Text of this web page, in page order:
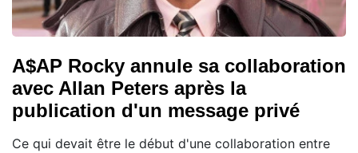
A$AP Rocky annule sa collaboration
avec Allan Peters après la
publication d'un message privé
Ce qui devait être le début d'une collaboration entre